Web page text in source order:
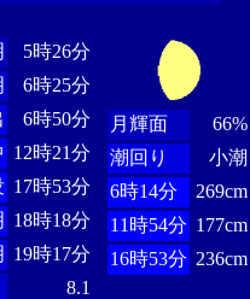
5時26分
6時25分
6時50分
12時21分
17時53分
18時18分
19時17分
8.1
月輝面
66%
潮回り
小潮
6時14分
269cm
11時54分 177cm
16時53分 236cm